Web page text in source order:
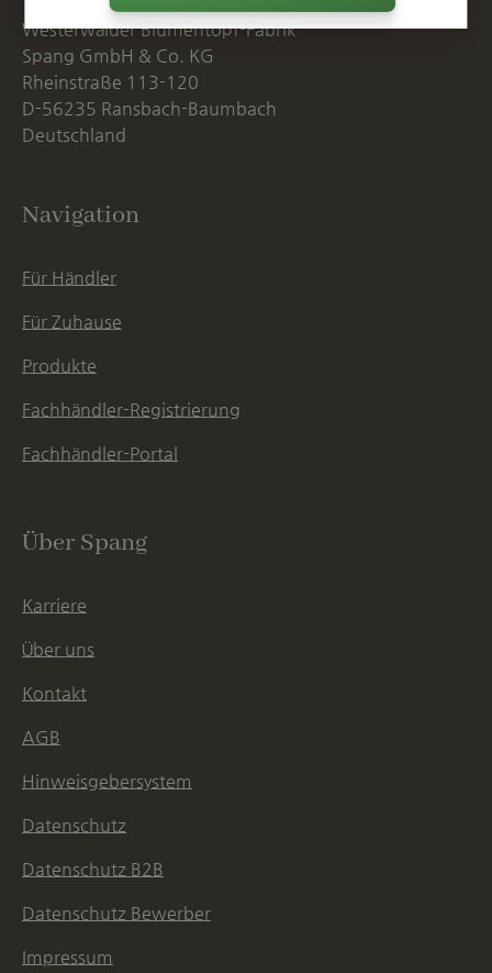
Westerwälder Blumentopf-Fabrik
Spang GmbH & Co. KG
Rheinstraße 113-120
D-56235 Ransbach-Baumbach
Deutschland
Navigation
Für Händler
Für Zuhause
Produkte
Fachhändler-Registrierung
Fachhändler-Portal
Über Spang
Karriere
Über uns
Kontakt
AGB
Hinweisgebersystem
Datenschutz
Datenschutz B2B
Datenschutz Bewerber
Impressum